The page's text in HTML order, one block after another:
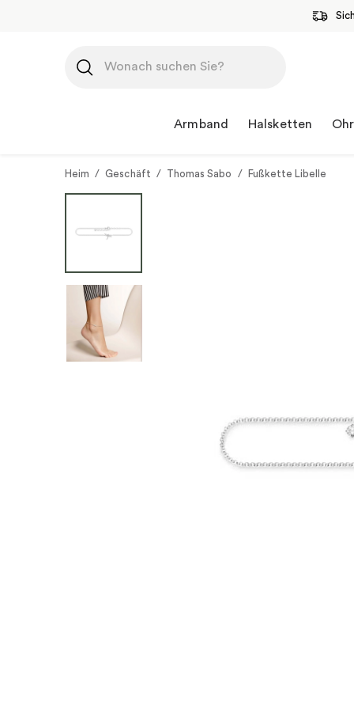
Inhalt
springen
Armband Halsketten
Heim / Geschäft / Thomas Sabo / Fußkette Libelle